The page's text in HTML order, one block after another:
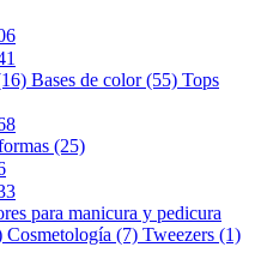
Bases de color (55) Tops
(25)
para manicura y pedicura
Cosmetología (7) Tweezers (1)